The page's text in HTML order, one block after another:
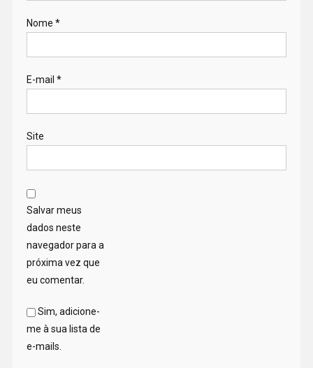
Nome *
E-mail *
Site
Salvar meus
dados neste
navegador para a
próxima vez que
eu comentar.
Sim, adicione-
me à sua lista de
e-mails.